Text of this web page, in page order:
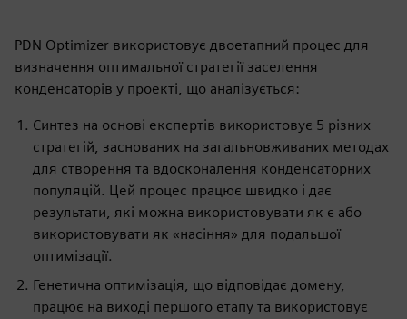
PDN Optimizer використовує двоетапний процес для
визначення оптимальної стратегії заселення
конденсаторів у проекті, що аналізується:
Синтез на основі експертів використовує 5 різних
стратегій, заснованих на загальновживаних методах
для створення та вдосконалення конденсаторних
популяцій. Цей процес працює швидко і дає
результати, які можна використовувати як є або
використовувати як «насіння» для подальшої
оптимізації.
Генетична оптимізація, що відповідає домену,
працює на виході першого етапу та використовує